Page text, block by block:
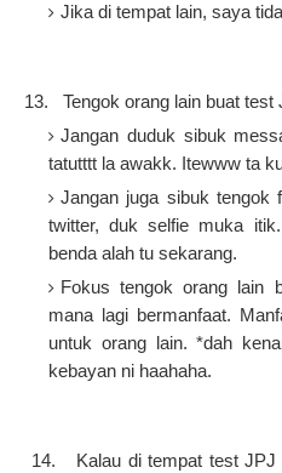
Jika di tempat lain, saya
13.
Tengok orang lain buat
Jangan duduk sibuk
tatutttt la awakk. Itewww ta
Jangan juga sibuk tengok
twitter, duk selfie muka
benda alah tu sekarang.
Fokus tengok orang lain
mana lagi bermanfaat.
untuk orang lain. *dah
kebayan ni haahaha.
14.
Kalau di tempat test